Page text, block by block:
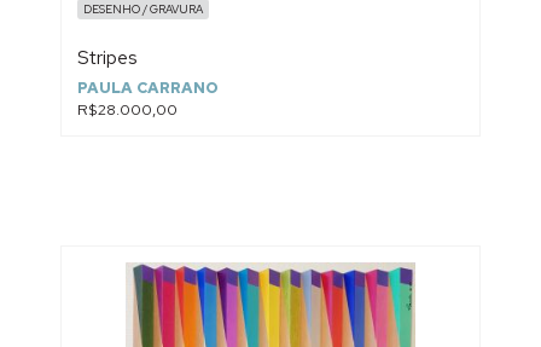
DESENHO / GRAVURA
Stripes
PAULA CARRANO
R$28.000,00